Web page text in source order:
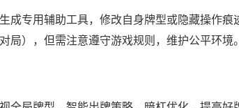
成专用辅助工具，修改自身牌型或隐藏操作痕
局），但需注意遵守游戏规则，维护公平环境。